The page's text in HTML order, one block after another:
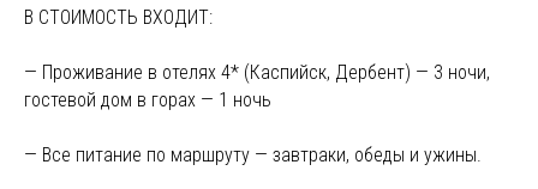
В СТОИМОСТЬ ВХОДИТ:
— Проживание в отелях 4* (Каспийск, Дербент) — 3 ночи,
гостевой дом в горах — 1 ночь
— Все питание по маршруту — завтраки, обеды и ужины.